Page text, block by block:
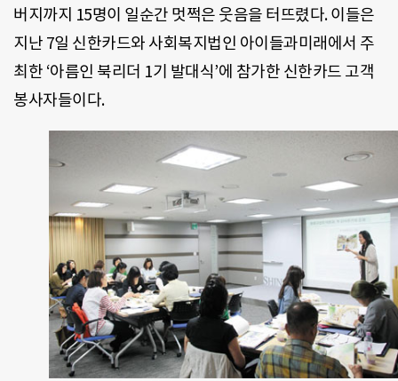
버지까지 15명이 일순간 멋쩍은 웃음을 터뜨렸다. 이들은
지난 7일 신한카드와 사회복지법인 아이들과미래에서 주
최한 ‘아름인 북리더 1기 발대식’에 참가한 신한카드 고객
봉사자들이다.